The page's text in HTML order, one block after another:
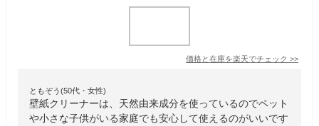
価格と在庫を楽天でチェック >>
ともぞう(50代・女性)
壁紙クリーナーは、天然由来成分を使っているのでペット
や小さな子供がいる家庭でも安心して使えるのがいいです